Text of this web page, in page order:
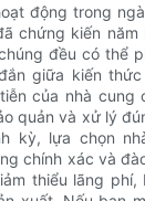
động trong
chứng kiến ​​năm
đều có thể
giữa kiến
của nhà cung
quản và xử lý
kỳ, lựa chọn
chính xác và
thiểu lãng phí,